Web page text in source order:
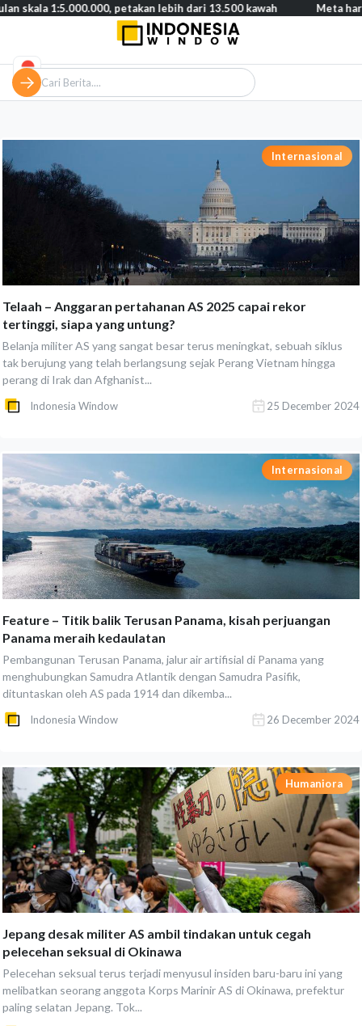
Internasional
Telaah – Anggaran pertahanan AS 2025 capai rekor
tertinggi, siapa yang untung?
Belanja militer AS yang sangat besar terus meningkat, sebuah siklus
tak berujung yang telah berlangsung sejak Perang Vietnam hingga
perang di Irak dan Afghanist...
Indonesia Window 25 December 2024
Internasional
Feature – Titik balik Terusan Panama, kisah perjuangan
Panama meraih kedaulatan
Pembangunan Terusan Panama, jalur air artifisial di Panama yang
menghubungkan Samudra Atlantik dengan Samudra Pasifik,
dituntaskan oleh AS pada 1914 dan dikemba...
Indonesia Window 26 December 2024
Humaniora
Jepang desak militer AS ambil tindakan untuk cegah
pelecehan seksual di Okinawa
Pelecehan seksual terus terjadi menyusul insiden baru-baru ini yang
melibatkan seorang anggota Korps Marinir AS di Okinawa, prefektur
paling selatan Jepang. Tok...
1:5.000.000, petakan lebih dari 13.500 kawah Meta harus